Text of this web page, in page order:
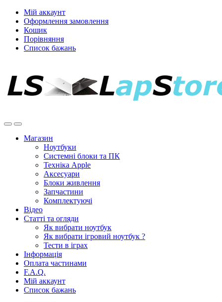
Мій аккаунт
Оформлення замовлення
Кошик
Порівняння
Список бажань
Магазин
Ноутбуки
Системні блоки та ПК
Техніка Apple
Аксесуари
Блоки живлення
Запчастини
Комплектуючі
Відео
Статті та огляди
Як вибрати ноутбук
Як вибрати ігровий ноутбук ?
Тести в іграх
Інформація
Оплата частинами
F.A.Q.
Мій аккаунт
Список бажань